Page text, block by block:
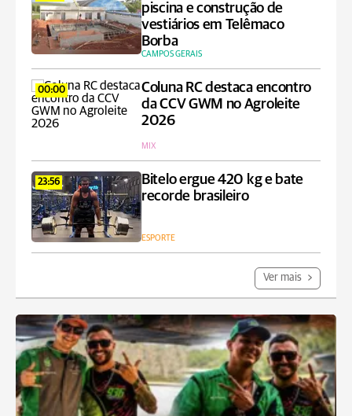
piscina e construção de
vestiários em Telêmaco
Borba
CAMPOS GERAIS
00:00
Coluna RC destaca encontro
da CCV GWM no Agroleite
2026
MIX
23:56
Bitelo ergue 420 kg e bate
recorde brasileiro
ESPORTE
Ver mais